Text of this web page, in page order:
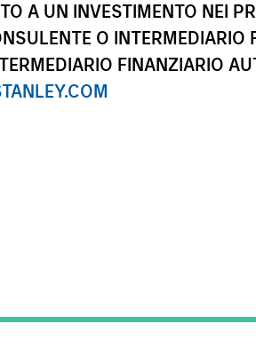
A UN INVESTIMENTO NEI
O INTERMEDIARIO
FINANZIARIO